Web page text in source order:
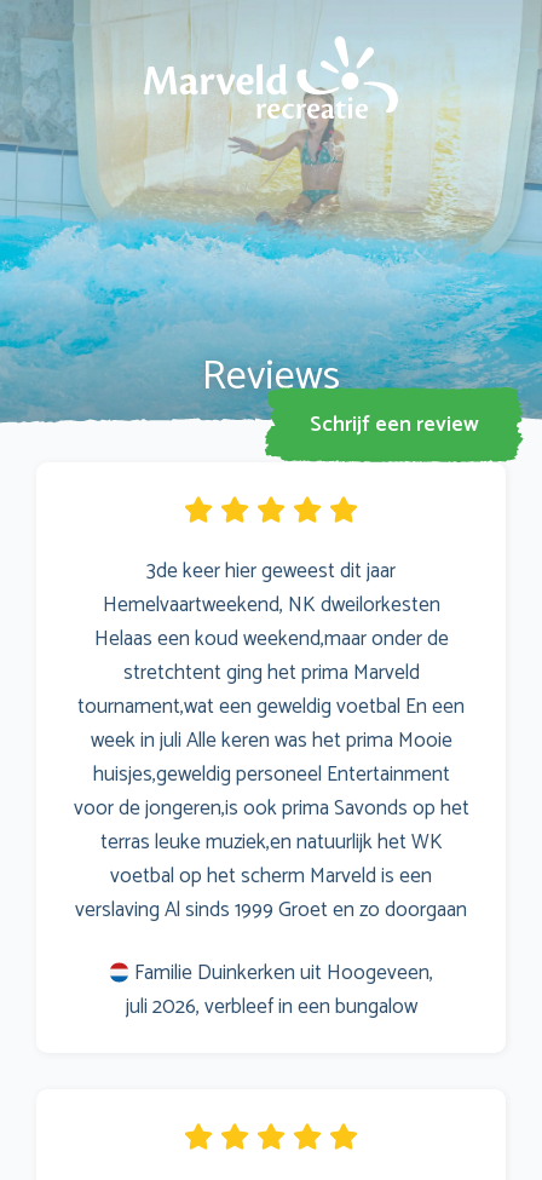
Reviews
Schrijf een review
3de keer hier geweest dit jaar
Hemelvaartweekend, NK dweilorkesten
Helaas een koud weekend,maar onder de
stretchtent ging het prima Marveld
tournament,wat een geweldig voetbal En een
week in juli Alle keren was het prima Mooie
huisjes,geweldig personeel Entertainment
voor de jongeren,is ook prima Savonds op het
terras leuke muziek,en natuurlijk het WK
voetbal op het scherm Marveld is een
verslaving Al sinds 1999 Groet en zo doorgaan
Familie Duinkerken uit Hoogeveen,
juli 2026, verbleef in een bungalow
E-mailadres*
Woonplaats
Type accommodatie*
Hoe was je vakantie?*
Let op! Het kan even duren voordat je review op